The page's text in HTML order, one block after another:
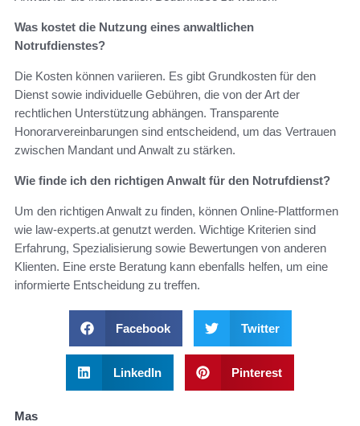
Was kostet die Nutzung eines anwaltlichen
Notrufdienstes?
Die Kosten können variieren. Es gibt Grundkosten für den
Dienst sowie individuelle Gebühren, die von der Art der
rechtlichen Unterstützung abhängen. Transparente
Honorarvereinbarungen sind entscheidend, um das Vertrauen
zwischen Mandant und Anwalt zu stärken.
Wie finde ich den richtigen Anwalt für den Notrufdienst?
Um den richtigen Anwalt zu finden, können Online-Plattformen
wie law-experts.at genutzt werden. Wichtige Kriterien sind
Erfahrung, Spezialisierung sowie Bewertungen von anderen
Klienten. Eine erste Beratung kann ebenfalls helfen, um eine
informierte Entscheidung zu treffen.
Facebook Twitter
LinkedIn Pinterest
Mas